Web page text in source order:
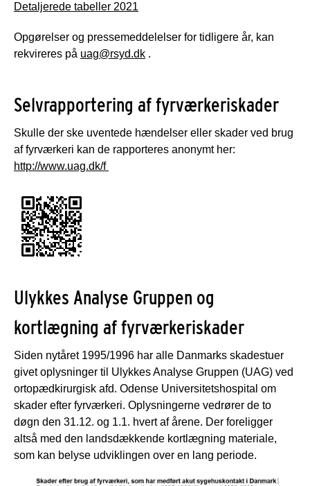
Detaljerede tabeller 2021
Opgørelser og pressemeddelelser for tidligere år, kan
rekvireres på uag@rsyd.dk .
Selvrapportering af fyrværkeriskader
Skulle der ske uventede hændelser eller skader ved brug
af fyrværkeri kan de rapporteres anonymt her:
http://www.uag.dk/f
Ulykkes Analyse Gruppen og
kortlægning af fyrværkeriskader
Siden nytåret 1995/1996 har alle Danmarks skadestuer
givet oplysninger til Ulykkes Analyse Gruppen (UAG) ved
ortopædkirurgisk afd. Odense Universitetshospital om
skader efter fyrværkeri. Oplysningerne vedrører de to
døgn den 31.12. og 1.1. hvert af årene. Der foreligger
altså med den landsdækkende kortlægning materiale,
som kan belyse udviklingen over en lang periode.